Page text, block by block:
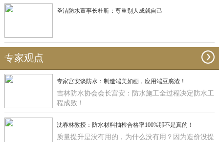
圣洁防水董事长杜昕：尊重别人成就自己
专家观点
专家宫安谈防水：制造端美如画，应用端豆腐渣！
吉林防水协会会长宫安：防水施工全过程决定防水工
程成败！
沈春林教授：防水材料抽检合格率100%那不是真的！
质量提升是没有用的，为什么没有用？因为造价没提